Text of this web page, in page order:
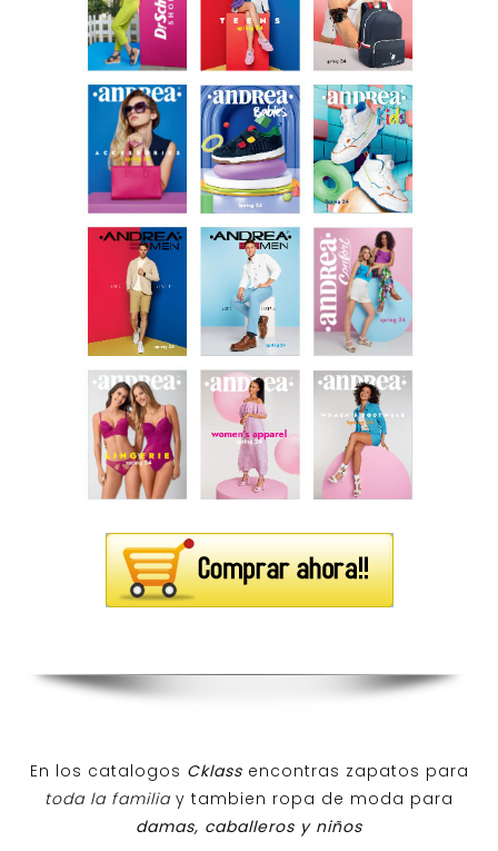
En los catalogos Cklass encontras zapatos para
toda la familiay tambien ropa de moda para
damas, caballeros y niños